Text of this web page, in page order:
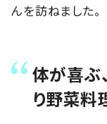
んを訪ねました。
体が喜ぶ
り野菜料